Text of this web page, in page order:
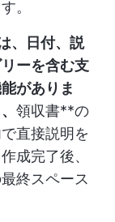
。
、日付、説
ーを含む支
がありま
領収書**の
直接説明を
成完了後、
終スペース